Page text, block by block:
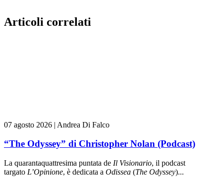
Articoli correlati
07 agosto 2026 | Andrea Di Falco
“The Odyssey” di Christopher Nolan (Podcast)
La quarantaquattresima puntata de Il Visionario, il podcast
targato L’Opinione, è dedicata a Odissea (The Odyssey)...